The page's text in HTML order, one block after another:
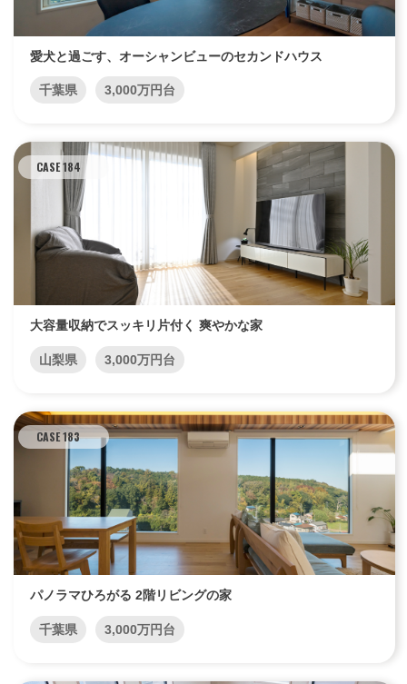
愛犬と過ごす、オーシャンビューのセカンドハウス
千葉県 3,000万円台
CASE 184
大容量収納でスッキリ片付く 爽やかな家
山梨県 3,000万円台
CASE 183
パノラマひろがる 2階リビングの家
千葉県 3,000万円台